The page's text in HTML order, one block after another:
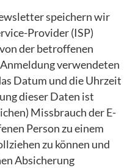
speichern wir
Provider (ISP)
der betroffenen
verwendeten
Datum und die Uhrzeit
dieser Daten ist
Missbrauch der E-
Person zu einem
zu können und
Absicherung